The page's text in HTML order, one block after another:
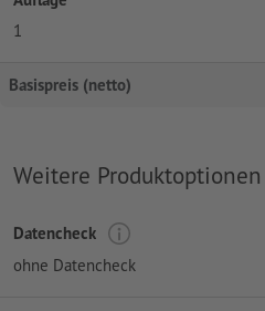
1
Basispreis (netto)
Weitere Produktoptionen
Datencheck
ohne Datencheck